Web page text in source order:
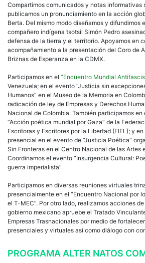
Compartimos comunicados y notas informativas
publicamos un pronunciamiento en la acción
Berta. Del mismo modo diseñamos y difundimos
compañero indígena tsotsil Simón Pedro
defensa de la tierra y el territorio. Apoyamos en
acompañamiento a la presentación del Coro de
Briznas de Esperanza en la CDMX.
Participamos en el “Encuentro Mundial
Venezuela; en el evento “Justicia sin
Humanos” en el Museo de la Memoria en
radicación de ley de Empresas y Derechos
Nacional de Colombia. También participamos en
“Acción poética mundial por Gaza” de la
Escritoras y Escritores por la Libertad (FIEL); y
presencial en el evento de “Justicia Poética”
Sin Fronteras en el Centro Nacional de las Artes
Coordinamos el evento “Insurgencia Cultural:
guerra imperialista”.
Participamos en diversas reuniones virtuales
presencialmente en el “Encuentro Nacional por
el T-MEC”. Por otro lado, realizamos acciones
gobierno mexicano apruebe el Tratado
Empresas Trasnacionales por medio de
presenciales y virtuales así como diálogo con
PROGRAMA ALTER NATOS